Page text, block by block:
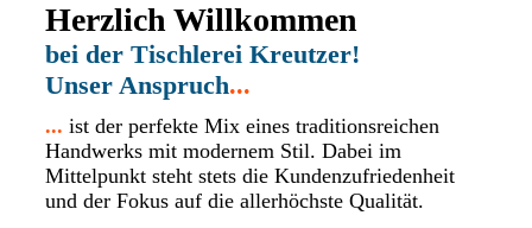
Herzlich Willkommen
bei der Tischlerei Kreutzer!
Unser Anspruch...
... ist der perfekte Mix eines traditionsreichen
Handwerks mit modernem Stil. Dabei im
Mittelpunkt steht stets die Kundenzufriedenheit
und der Fokus auf die allerhöchste Qualität.